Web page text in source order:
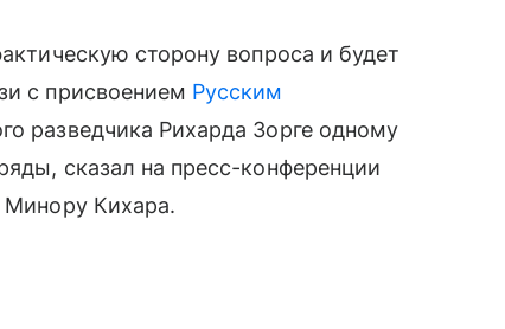
сторону вопроса и будет
с присвоением Русским
разведчика Рихарда Зорге одному
сказал на пресс-конференции
Минору Кихара.